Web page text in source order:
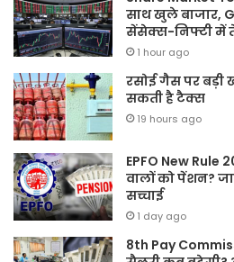
साथ खुले बाजार,
सेंसेक्स-निफ्टी में
1 hour ago
रसोई गैस पर बड़ी
सकती है टैक्स
19 hours ago
EPFO New Rule
वालों को पेंशन?
सच्चाई
1 day ago
8th Pay